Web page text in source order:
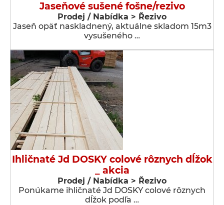
Jaseňové sušené fošne/rezivo
Prodej / Nabídka > Řezivo
Jaseň opäť naskladnený, aktuálne skladom 15m3
vysušeného …
Ihličnaté Jd DOSKY colové rôznych dĺžok
_ akcia
Prodej / Nabídka > Řezivo
Ponúkame ihličnaté Jd DOSKY colové rôznych
dĺžok podľa …